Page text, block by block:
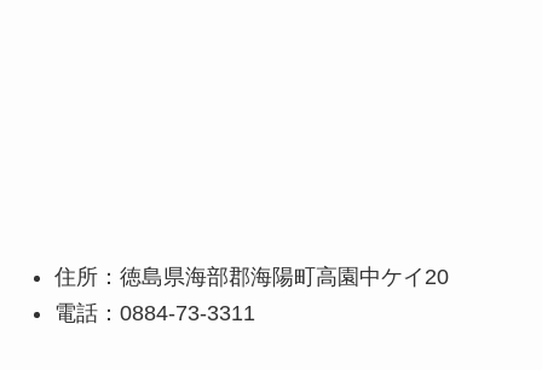
住所：徳島県海部郡海陽町高園中ケイ20
電話：0884-73-3311